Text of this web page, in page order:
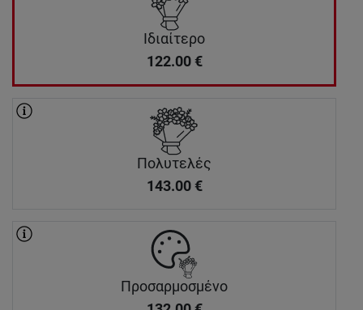
Ιδιαίτερο
122.00 €
Πολυτελές
143.00 €
Προσαρμοσμένο